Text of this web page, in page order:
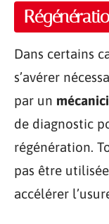
Dans certains
s’avérer
par un
de diagnostic
régénération.
pas être
accélérer